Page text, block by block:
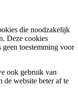
die noodzakelijk
Deze cookies
geen toestemming voor
ook gebruik van
de website beter af te